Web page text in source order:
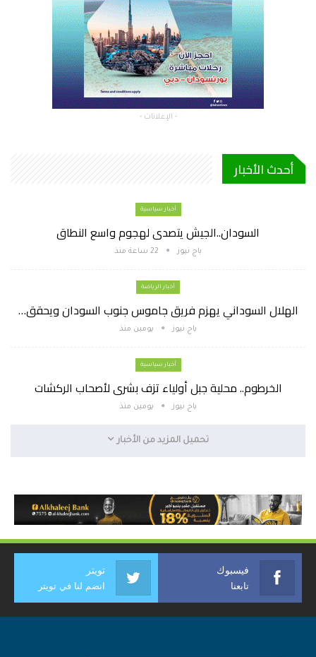
- الإعلانات -
أحدث الأخبار
أخبار سياسية
السودان..الجيش يتصدى لهجوم واسع النطاق
باج نيوز 22 ساعة منذ
أخبار الرياضة
الهلال السوداني يهزم فريق جاموس جنوب السودان ويحقق…
باج نيوز يومين منذ
أخبار سياسية
الخرطوم.. محلية جبل أولياء تزف بشرى لأصحاب الركشات
باج نيوز يومين منذ
تحميل المزيد من الأخبار
فيسبوك
تابعنا
تويتر
انضم لنا في تويتر